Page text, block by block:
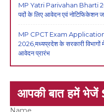
MP Yatri Parivahan Bharti
पदों के लिए आवेदन एवं नोटिफिकेशन
MP CPCT Exam
2026,मध्यप्रदेश के सरकारी विभागों में
आवेदन प्रारंभ
आपकी बात हमें